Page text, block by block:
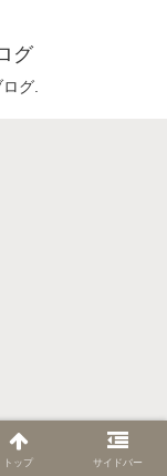
グ
グ.
トップ サイドバー